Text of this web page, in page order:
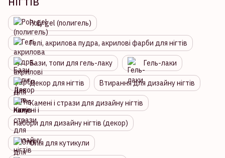
Poly gel (полигель)
Гелі, акрилова пудра, акрилові фарби для нігтів
Бази, топи для гель-лаку Гель-лаки
Декор для нігтів Втирання для дизайну нігтів
Камені і стрази для дизайну нігтів
Набори для дизайну нігтів (декор)
Олія для кутикули